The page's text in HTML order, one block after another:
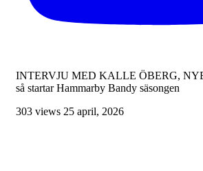
INTERVJU MED KALLE ÖBERG,
så startar Hammarby Bandy säsongen
303 views 25 april, 2026